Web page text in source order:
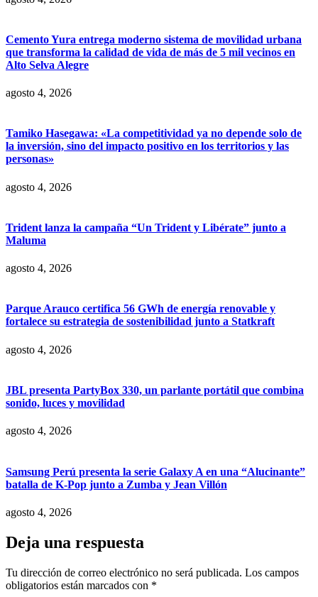
Cemento Yura entrega moderno sistema de movilidad urbana
que transforma la calidad de vida de más de 5 mil vecinos en
Alto Selva Alegre
agosto 4, 2026
Tamiko Hasegawa: «La competitividad ya no depende solo de
la inversión, sino del impacto positivo en los territorios y las
personas»
agosto 4, 2026
Trident lanza la campaña “Un Trident y Libérate” junto a
Maluma
agosto 4, 2026
Parque Arauco certifica 56 GWh de energía renovable y
fortalece su estrategia de sostenibilidad junto a Statkraft
agosto 4, 2026
JBL presenta PartyBox 330, un parlante portátil que combina
sonido, luces y movilidad
agosto 4, 2026
Samsung Perú presenta la serie Galaxy A en una “Alucinante”
batalla de K-Pop junto a Zumba y Jean Villón
agosto 4, 2026
Deja una respuesta
Tu dirección de correo electrónico no será publicada. Los campos
obligatorios están marcados con *